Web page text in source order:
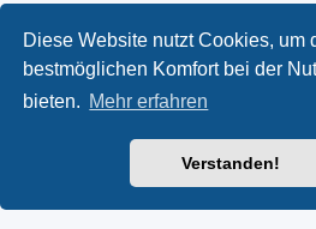
Diese Website nutzt Cookies, um
bestmöglichen Komfort bei der
bieten. Mehr erfahren
Verstanden!